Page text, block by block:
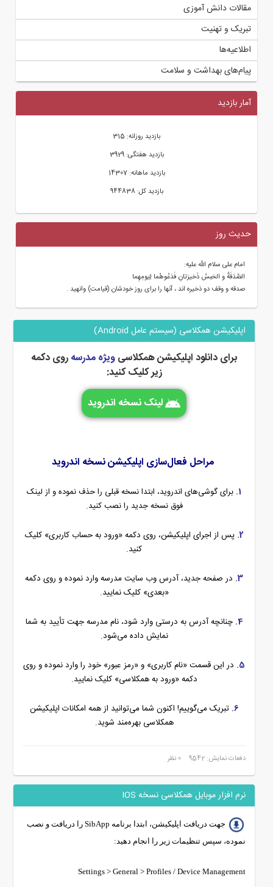
مقالات دانش آموزی
تبریک و تهنیت
اطلاعیه‌ها
پیام‌های بهداشت و سلامت
آمار بازدید
بازدید روزانه: 315
بازدید هفتگی: 3929
بازدید ماهانه: 14307
بازدید کل: 944838
حدیث روز
امام علی سلام الله علیه:
الصَّدَقَةُ و الحَبسُ ذَخیرَتانِ فَدَعُوهُما لِیَومِهِما
صدقه و وقف دو ذخیره اند ، آنها را براى روز خودشان (قیامت) وانهید .
اپلیکیشن همکلاسی (سیستم عامل Android)
برای دانلود اپلیکیشن همکلاسیویژه مدرسهروی دکمه
زیر کلیک کنید:
لینک نسخه اندروید
مراحل فعال‌سازی اپلیکیشن نسخه اندروید
1. برای گوشی‌های اندروید، ابتدا نسخه قبلی را حذف نموده و از لینک
فوق نسخه جدید را نصب کنید.
2. پس از اجرای اپلیکیشن، روی دکمه «ورود به حساب کاربری» کلیک
کنید.
3. در صفحه جدید، آدرس وب سایت مدرسه وارد نموده و روی دکمه
«بعدی» کلیک نمایید.
4. چنانچه آدرس به درستی وارد شود، نام مدرسه جهت تأیید به شما
نمایش داده می‌شود.
5. در این قسمت «نام کاربری» و «رمز عبور» خود را وارد نموده و روی
دکمه «ورود به همکلاسی» کلیک نمایید.
6. تبریک می‌گوییم! اکنون شما می‌توانید از همه امکانات اپلیکیشن
همکلاسی بهره‌مند شوید.
دفعات نمایش: 9542 0 نظر
نرم افزار موبایل همکلاسی نسخه IOS
جهت دریافت اپلیکیشن، ابتدا برنامه SibApp را دریافت و نصب
نموده، سپس تنظیمات زیر را انجام دهید:
Settings > General > Profiles / Device Management